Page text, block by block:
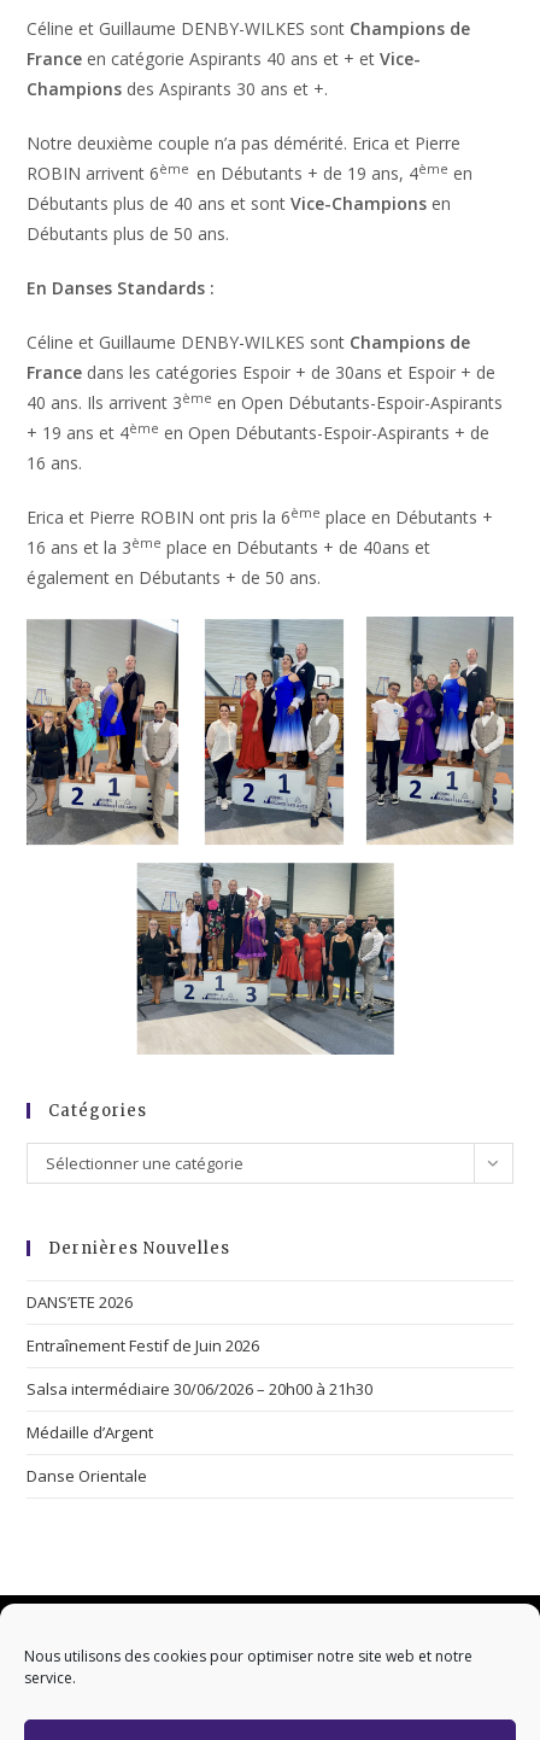
Nous utilisons des cookies pour optimiser notre site web et notre
service.
Céline et Guillaume DENBY-WILKES sont Champions de
France en catégorie Aspirants 40 ans et + etVice-
Champions des Aspirants 30 ans et +.
Notre deuxième couple n’a pas démérité. Erica et Pierre
ROBIN arrivent 6ème en Débutants + de 19 ans, 4ème en
Débutants plus de 40 ans et sontVice-Champions en
Débutants plus de 50 ans.
En Danses Standards :
Céline et Guillaume DENBY-WILKES sont Champions de
France dans les catégories Espoir + de 30ans et Espoir + de
40 ans. Ils arrivent 3ème en Open Débutants-Espoir-Aspirants
+ 19 ans et 4ème en Open Débutants-Espoir-Aspirants + de
16 ans.
Erica et Pierre ROBIN ont pris la 6ème place en Débutants +
16 ans et la 3ème place en Débutants + de 40ans et
également en Débutants + de 50 ans.
Catégories
Sélectionner une catégorie
Dernières Nouvelles
DANS’ETE 2026
Entraînement Festif de Juin 2026
Salsa intermédiaire 30/06/2026 – 20h00 à 21h30
Médaille d’Argent
Danse Orientale
Conception & développement :